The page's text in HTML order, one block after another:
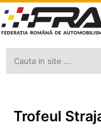
Trofeul